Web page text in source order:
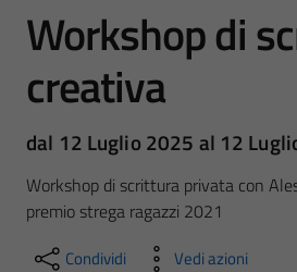
Workshop di
creativa
dal 12 Luglio 2025 al 12
Workshop di scrittura privata con
premio strega ragazzi 2021
Condividi Vedi azioni